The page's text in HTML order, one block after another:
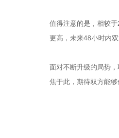
值得注意的是，相较
更高，未来48小时内
面对不断升级的局势
焦于此，期待双方能